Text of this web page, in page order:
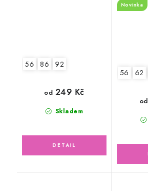
56 86 92
Skladem
od 249 Kč
Novinka
56 62
od